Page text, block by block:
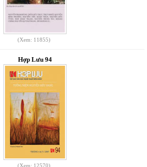
(Xem: 11855)
Hợp Lưu 94
(Xem: 12570)